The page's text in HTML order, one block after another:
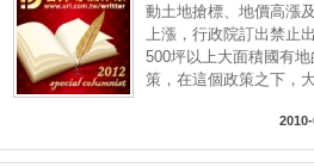
動土地搶標、地價高漲
上漲，行政院訂出禁止
500坪以上大面積國有地
策，在這個政策之下，